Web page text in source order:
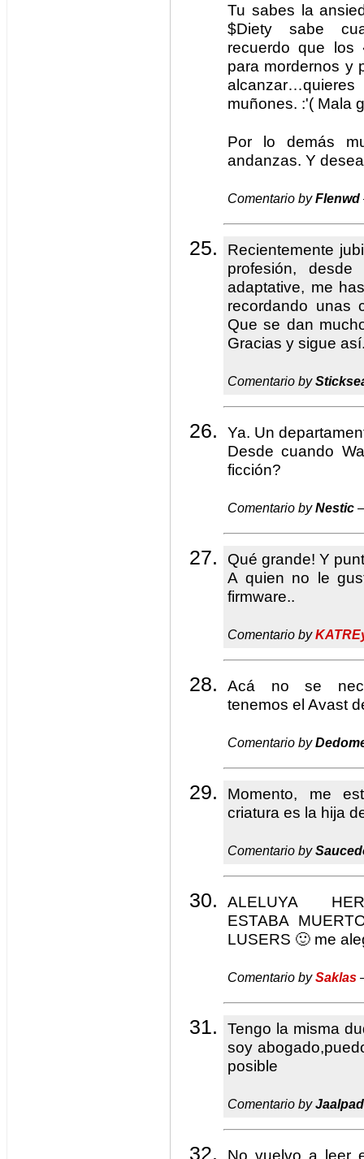
Tu sabes la
$Diety sabe
recuerdo que los
para mordernos y
muñones. :'( Mala
Por lo demás
andanzas. Y
Comentario byFlenwd
Recientemente
profesión,
adaptative, me
recordando unas
Que se dan
Gracias y sigue
Comentario by
Ya. Un
Desde cuando
ficción?
Comentario byNestic
Qué grande! Y
A quien no le
firmware..
Comentario by
Acá no se
tenemos el Avast
Comentario by
Momento, me
criatura es la hija
Comentario by
ALELUYA
ESTABA
LUSERS 🙂 me
Comentario bySaklas
Tengo la misma
soy
posible
Comentario by
No vuelvo a leer